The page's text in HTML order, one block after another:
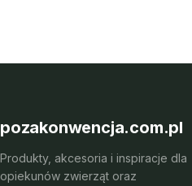
pozakonwencja.com.pl
Produkty, akcesoria i inspiracje dla
opiekunów zwierząt oraz